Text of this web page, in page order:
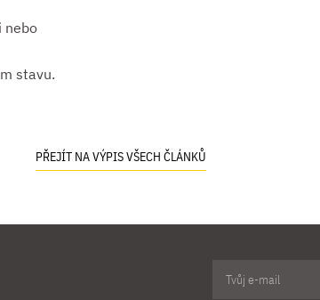
nebo
stavu.
PŘEJÍT NA VÝPIS VŠECH ČLÁNKŮ